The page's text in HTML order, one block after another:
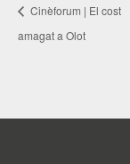
Cinèforum | El cost
amagat a Olot